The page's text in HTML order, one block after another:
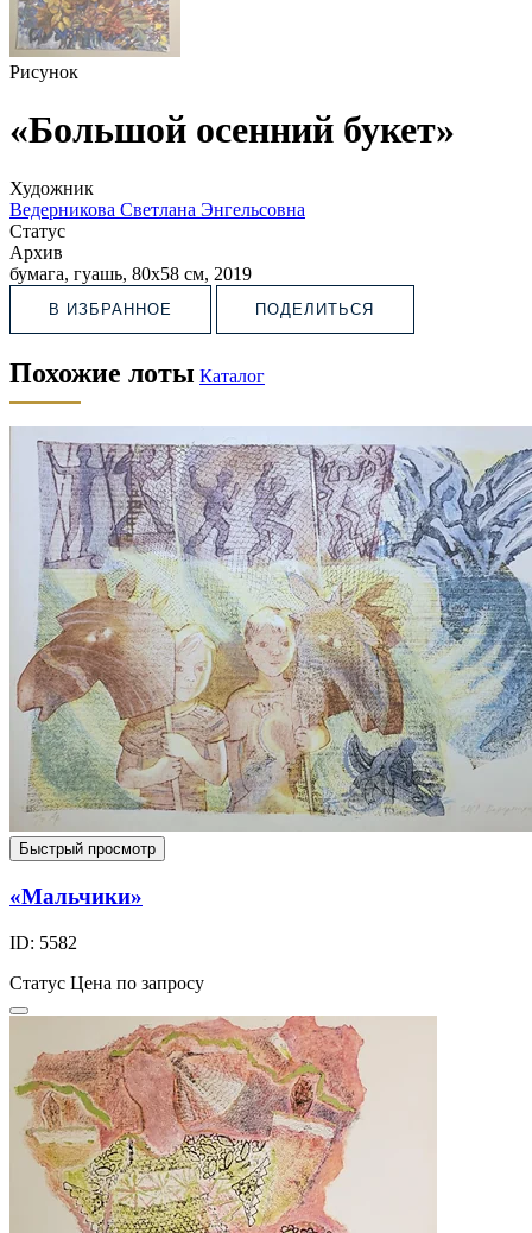
Рисунок
«Большой осенний букет»
Художник
Ведерникова Светлана Энгельсовна
Статус
Архив
бумага, гуашь, 80х58 см, 2019
В ИЗБРАННОЕ ПОДЕЛИТЬСЯ
Похожие лоты Каталог
Быстрый просмотр
«Мальчики»
ID: 5582
Статус Цена по запросу